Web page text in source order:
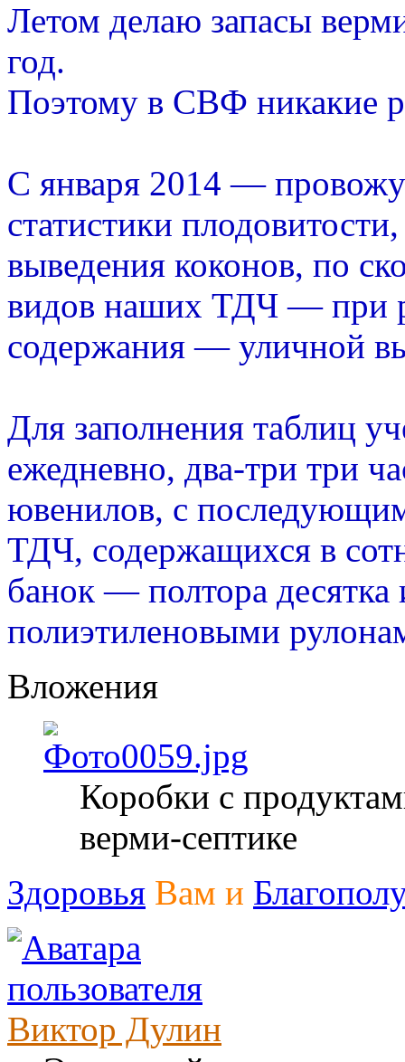
Летом делаю запасы
год.
Поэтому в СВФ никакие
С января 2014 —
статистики
выведения коконов, по
видов наших ТДЧ — при
содержания — уличной
Для заполнения таблиц
ежедневно, два-три три
ювенилов, с
ТДЧ, содержащихся в
банок — полтора десятка
полиэтиленовыми
Вложения
Коробки с
верми-септике
Здоровья Вам и
Виктор Дулин